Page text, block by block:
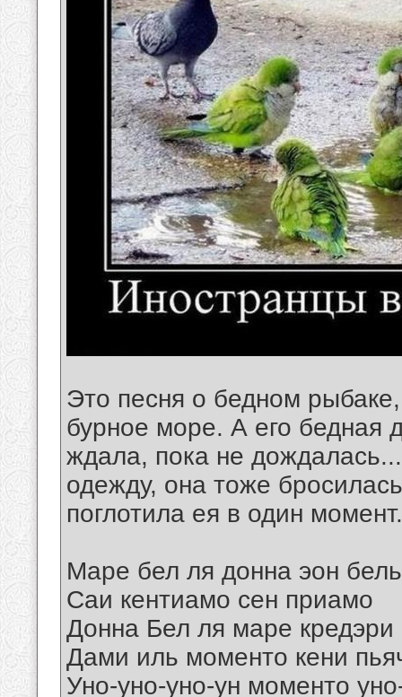
Это песня о бедном
бурное море. А его бедная
ждала, пока не
одежду, она тоже
поглотила ея в один
Маре бел ля донна эон
Саи кентиамо сен приамо
Донна Бел ля маре кредэри
Дами иль моменто кени
Уно-уно-уно-ун моменто